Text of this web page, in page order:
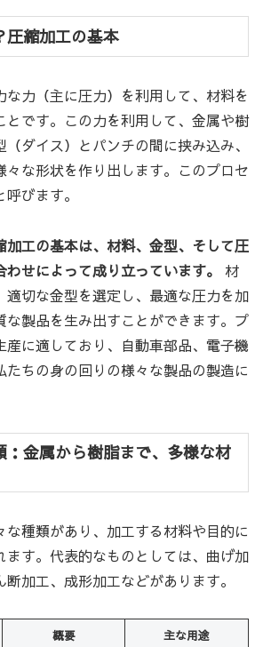
圧縮加工の基本
な力（主に圧力）を利用して、材料を
とです。この力を利用して、金属や樹
ダイス）とパンチの間に挟み込み、
々な形状を作り出します。このプロセ
びます。
加工の基本は、材料、金型、そして圧
せによって成り立っています。
材
適切な金型を選定し、最適な圧力を加
な製品を生み出すことができます。プ
産に適しており、自動車部品、電子機
たちの身の回りの様々な製品の製造に
：金属から樹脂まで、多様な材
な種類があり、加工する材料や目的に
ます。代表的なものとしては、曲げ加
加工、成形加工などがあります。
概要 主な用途